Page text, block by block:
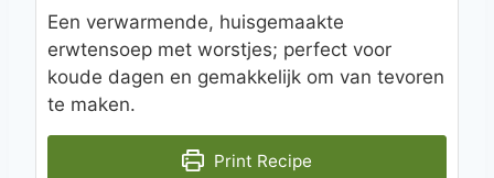
Een verwarmende, huisgemaakte
erwtensoep met worstjes; perfect voor
koude dagen en gemakkelijk om van tevoren
te maken.
Print Recipe